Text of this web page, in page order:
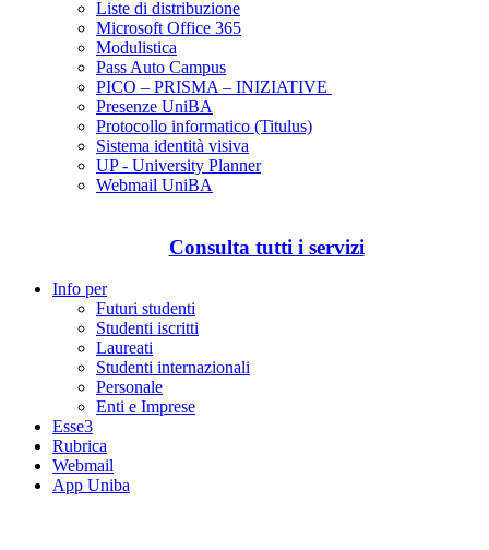
Liste di distribuzione
Microsoft Office 365
Modulistica
Pass Auto Campus
PICO – PRISMA – INIZIATIVE
Presenze UniBA
Protocollo informatico (Titulus)
Sistema identità visiva
UP - University Planner
Webmail UniBA
Consulta tutti i servizi
Info per
Futuri studenti
Studenti iscritti
Laureati
Studenti internazionali
Personale
Enti e Imprese
Esse3
Rubrica
Webmail
App Uniba